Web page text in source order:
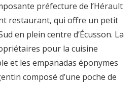
préfecture de l’Hérault
restaurant, qui offre un petit
en plein centre d’Écusson. La
pour la cuisine
et les empanadas éponymes
composé d’une poche de